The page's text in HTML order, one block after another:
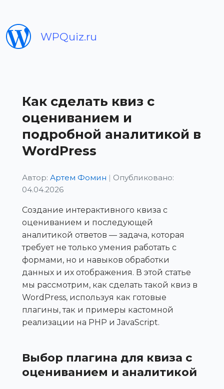
WPQuiz.ru
Как сделать квиз с
оцениванием и
подробной аналитикой в
WordPress
Автор: Артем Фомин | Опубликовано:
04.04.2026
Создание интерактивного квиза с
оцениванием и последующей
аналитикой ответов — задача, которая
требует не только умения работать с
формами, но и навыков обработки
данных и их отображения. В этой статье
мы рассмотрим, как сделать такой квиз в
WordPress, используя как готовые
плагины, так и примеры кастомной
реализации на PHP и JavaScript.
Выбор плагина для квиза с
оцениванием и аналитикой